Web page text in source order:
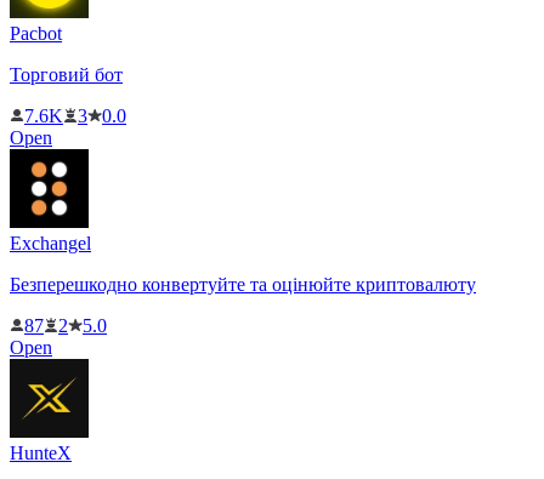
Pacbot
Торговий бот
7.6K
3
0.0
Open
Exchangel
Безперешкодно конвертуйте та оцінюйте криптовалюту
87
2
5.0
Open
HunteX